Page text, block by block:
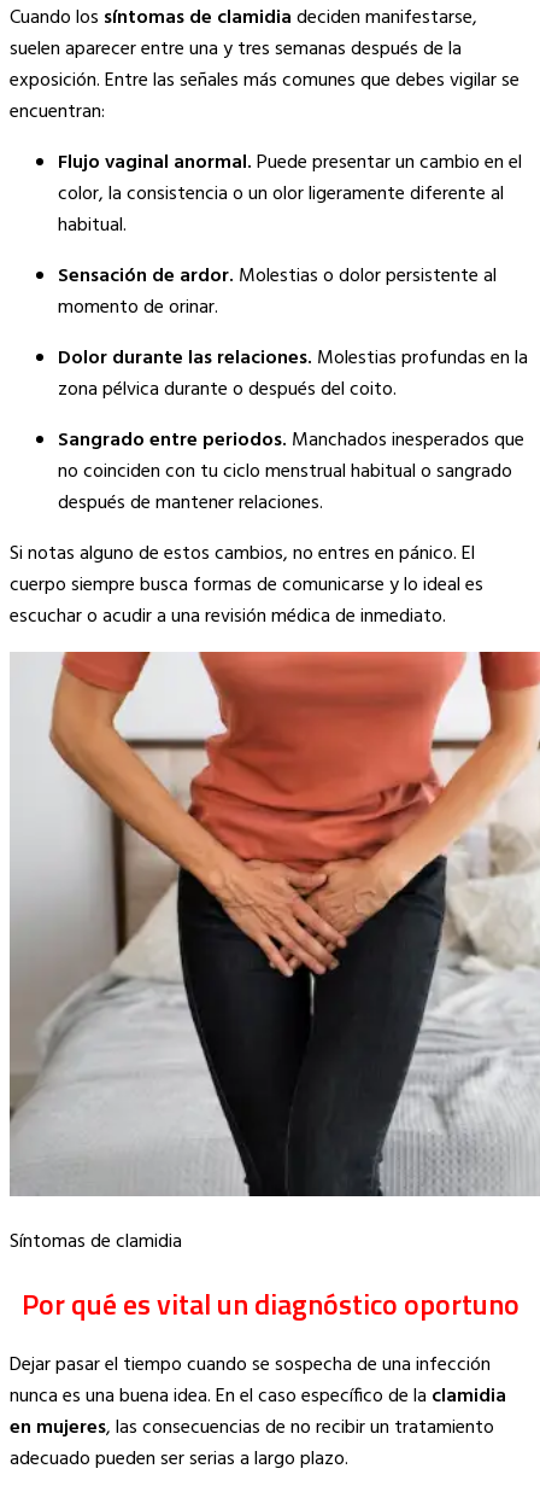
Cuando los síntomas de clamidiadeciden manifestarse,
suelen aparecer entre una y tres semanas después de la
exposición. Entre las señales más comunes que debes vigilar se
encuentran:
Flujo vaginal anormal.Puede presentar un cambio en el
color, la consistencia o un olor ligeramente diferente al
habitual.
Sensación de ardor. Molestias o dolor persistente al
momento de orinar.
Dolor durante las relaciones. Molestias profundas en la
zona pélvica durante o después del coito.
Sangrado entre periodos. Manchados inesperados que
no coinciden con tu ciclo menstrual habitual o sangrado
después de mantener relaciones.
Si notas alguno de estos cambios, no entres en pánico. El
cuerpo siempre busca formas de comunicarse y lo ideal es
escuchar o acudir a una revisión médica de inmediato.
Síntomas de clamidia
Por qué es vital un diagnóstico oportuno
Dejar pasar el tiempo cuando se sospecha de una infección
nunca es una buena idea. En el caso específico de la clamidia
en mujeres, las consecuencias de no recibir un tratamiento
adecuado pueden ser serias a largo plazo.